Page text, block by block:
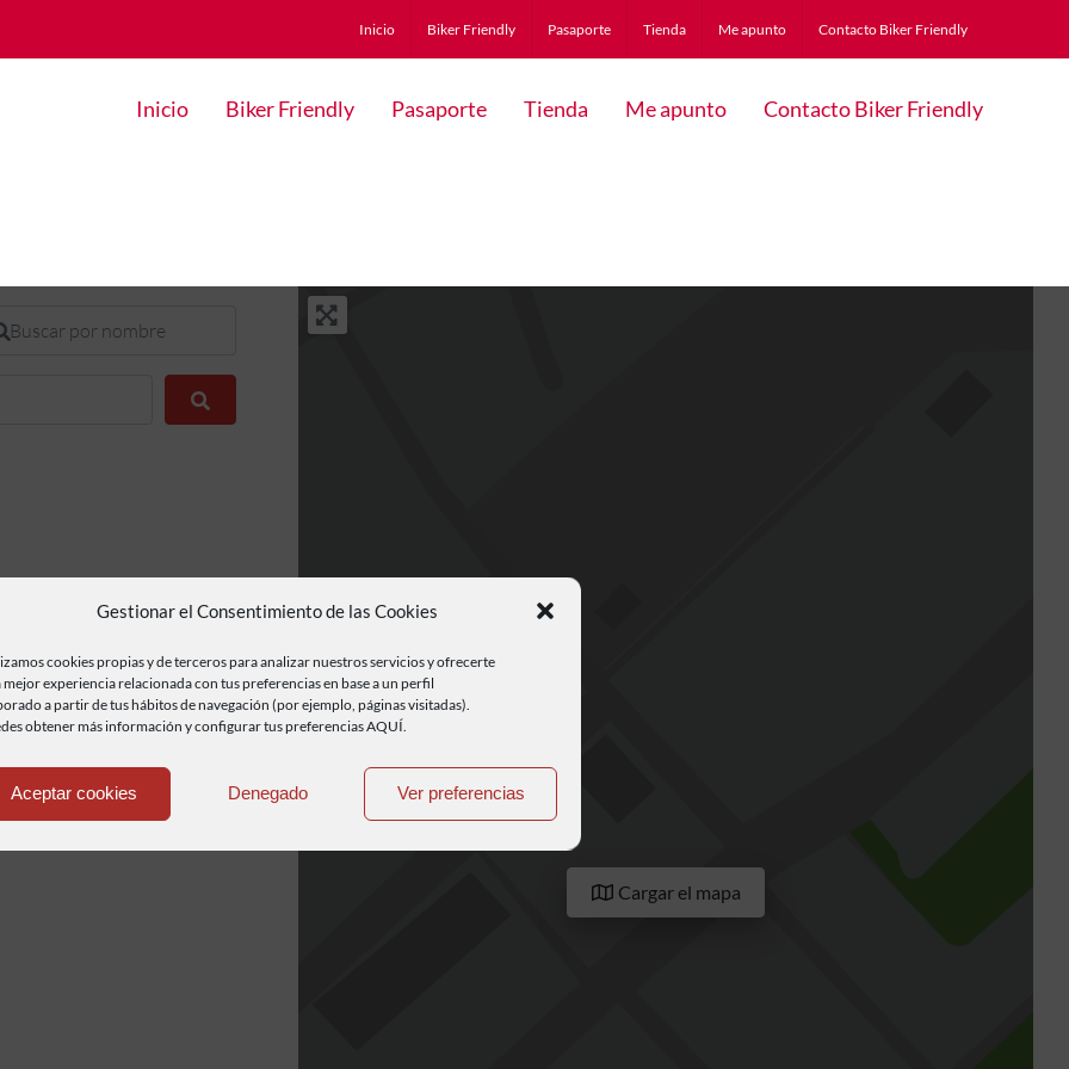
Gestionar el Consentimiento de las Cookies
cookies propias y de terceros para analizar nuestros servicios y ofrecerte
mejor experiencia relacionada con tus preferencias en base a un perfil
a partir de tus hábitos de navegación (por ejemplo, páginas visitadas).
obtener más información y configurar tus preferencias AQUÍ.
Aceptar cookies Denegado Ver preferencias
Inicio Biker Friendly Pasaporte Tienda Me apunto Contacto Biker Friendly
Inicio Biker Friendly Pasaporte Tienda Me apunto Contacto Biker Friendly
por nombre
Cargar el mapa